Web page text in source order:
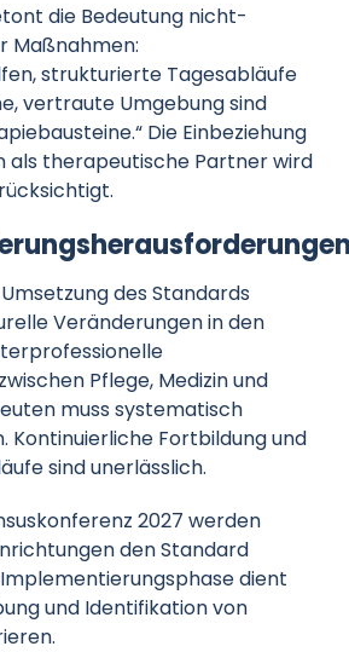
die Bedeutung nicht-
Maßnahmen:
strukturierte Tagesabläufe
vertraute Umgebung sind
Die Einbeziehung
als therapeutische Partner wird
des Standards
Veränderungen in den
Pflege, Medizin und
muss systematisch
Kontinuierliche Fortbildung und
sind unerlässlich.
2027 werden
den Standard
dient
und Identifikation von